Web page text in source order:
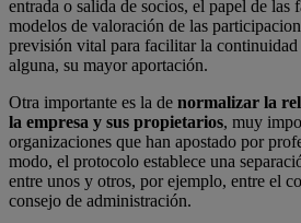
entrada o salida de socios, el papel de las
modelos de valoración de las
previsión vital para facilitar la
alguna, su mayor aportación.
Otra importante es la de normalizar la
la empresa y sus propietarios, muy
organizaciones que han apostado por
modo, el protocolo establece una
entre unos y otros, por ejemplo, entre el
consejo de administración.